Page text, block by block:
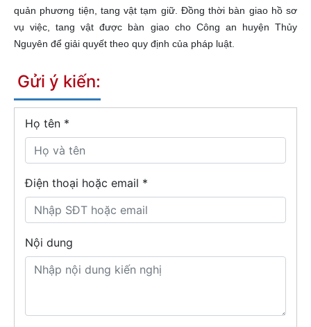
quản phương tiện, tang vật tạm giữ. Đồng thời bàn giao hồ sơ
vụ việc, tang vật được bàn giao cho Công an huyện Thủy
Nguyên để giải quyết theo quy định của pháp luật.
Gửi ý kiến:
Họ tên *
Điện thoại hoặc email *
Nội dung